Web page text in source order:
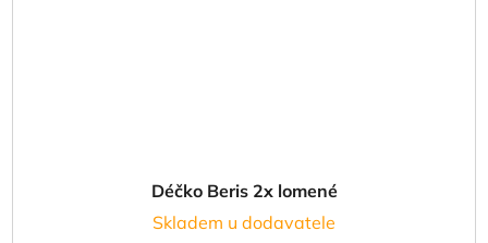
Déčko Beris 2x lomené
Skladem u dodavatele